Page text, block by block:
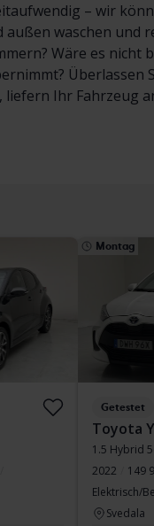
– wir
waschen und
Wäre es nicht
Überlassen
Ihr Fahrzeug
Montag
Getestet
Toyota
1.5 Hybrid
2022
149
Elektrisch/
Svedala